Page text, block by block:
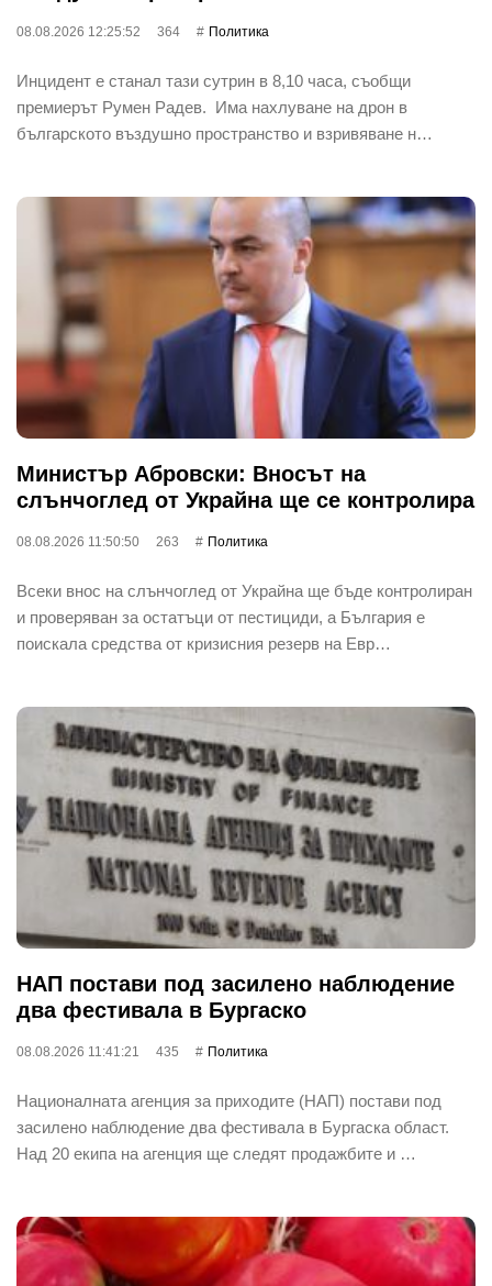
08.08.2026 12:25:52 364 Политика
Инцидент е станал тази сутрин в 8,10 часа, съобщи
премиерът Румен Радев. Има нахлуване на дрон в
българското въздушно пространство и взривяване н…
Министър Абровски: Вносът на
слънчоглед от Украйна ще се контролира
08.08.2026 11:50:50 263 Политика
Всеки внос на слънчоглед от Украйна ще бъде контролиран
и проверяван за остатъци от пестициди, а България е
поискала средства от кризисния резерв на Евр…
НАП постави под засилено наблюдение
два фестивала в Бургаско
08.08.2026 11:41:21 435 Политика
Националната агенция за приходите (НАП) постави под
засилено наблюдение два фестивала в Бургаска област.
Над 20 екипа на агенция ще следят продажбите и …